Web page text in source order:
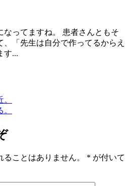
なってますね。 患者さんともそ
「先生は自分で作ってるからえ
す...
ことはありません。 * が付いて